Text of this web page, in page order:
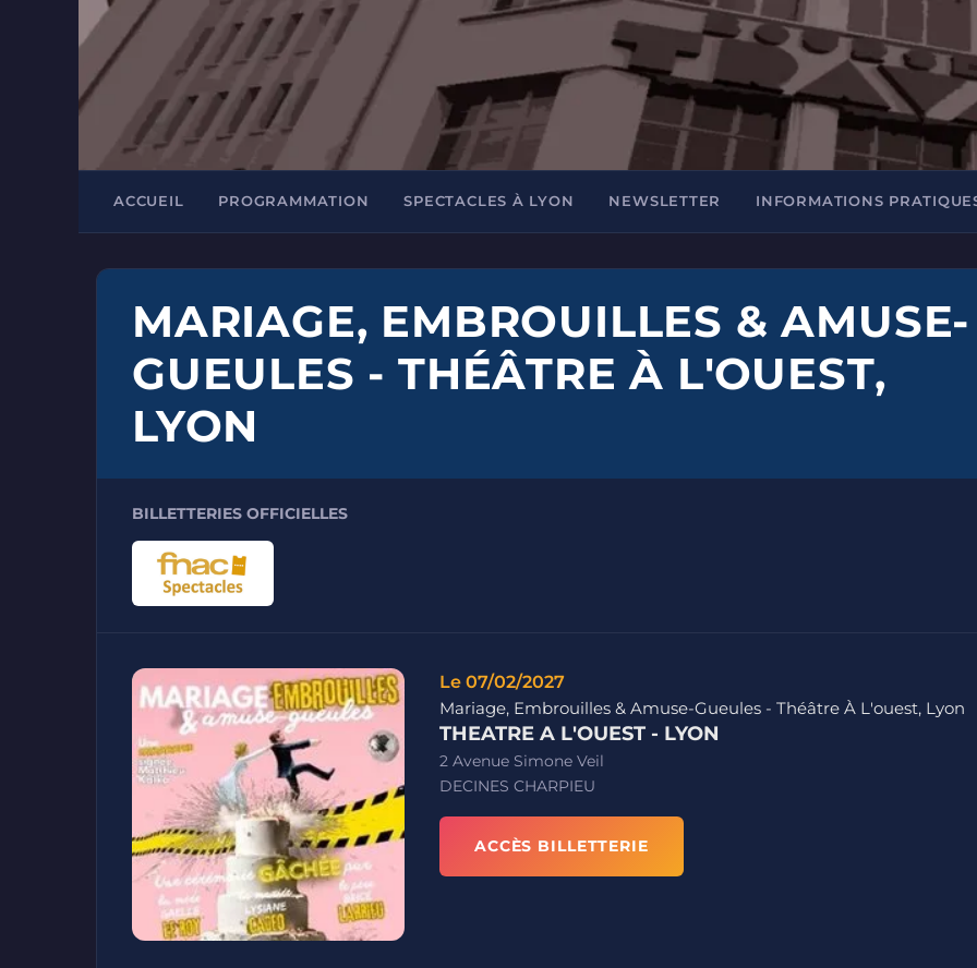
ACCUEIL PROGRAMMATION SPECTACLES À LYON NEWSLETTER INFORMATIONS
MARIAGE, EMBROUILLES & AMUSE-
GUEULES - THÉÂTRE À L'OUEST,
LYON
BILLETTERIES OFFICIELLES
Le 07/02/2027
Mariage, Embrouilles & Amuse-Gueules - Théâtre À L'ouest, Lyon
THEATRE A L'OUEST - LYON
2 Avenue Simone Veil
DECINES CHARPIEU
ACCÈS BILLETTERIE